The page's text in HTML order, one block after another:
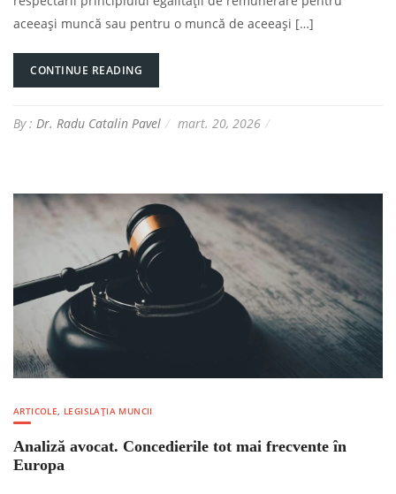
aceeași muncă sau pentru o muncă de aceeași […]
CONTINUE READING
By : Dr. Radu Catalin Pavel mart. 20, 2026
ARTICOLE, LEGISLAȚIA MUNCII
Analiză avocat. Concedierile tot mai frecvente în
Europa